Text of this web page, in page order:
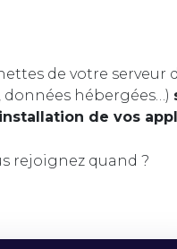
de votre serveur
hébergées…)
de vos
rejoignez quand ?